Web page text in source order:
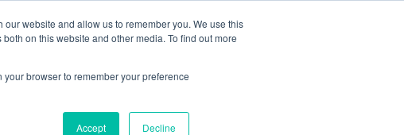
website and allow us to remember you. We use this
on this website and other media. To find out more
browser to remember your preference
Accept Decline
Связаться С